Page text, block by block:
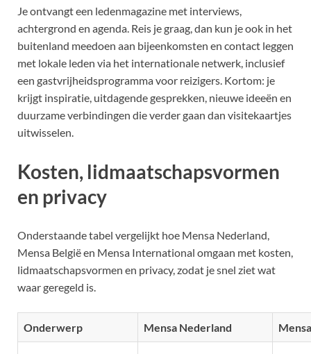
Je ontvangt een ledenmagazine met interviews,
achtergrond en agenda. Reis je graag, dan kun je ook in het
buitenland meedoen aan bijeenkomsten en contact leggen
met lokale leden via het internationale netwerk, inclusief
een gastvrijheidsprogramma voor reizigers. Kortom: je
krijgt inspiratie, uitdagende gesprekken, nieuwe ideeën en
duurzame verbindingen die verder gaan dan visitekaartjes
uitwisselen.
Kosten, lidmaatschapsvormen
en privacy
Onderstaande tabel vergelijkt hoe Mensa Nederland,
Mensa België en Mensa International omgaan met kosten,
lidmaatschapsvormen en privacy, zodat je snel ziet wat
waar geregeld is.
Onderwerp Mensa Nederland